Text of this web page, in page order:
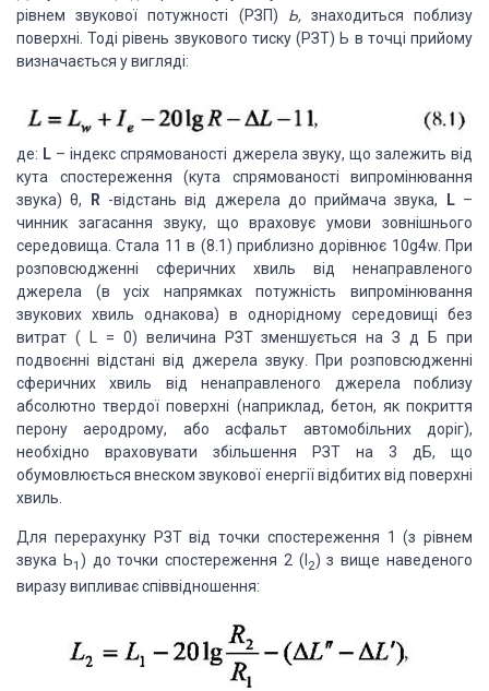
рівнем звукової потужності (РЗП) Ь,знаходиться поблизу
поверхні. Тоді рівень звукового тиску (РЗТ) Ь в точці прийому
визначається у вигляді:
де: L – індекс спрямованості джерела звуку, що залежить від
кута спостереження (кута спрямованості випромінювання
звука) θ,
R -відстань від джерела до приймача звука, L–
чинник загасання звуку, що враховує умови зовнішнього
середовища. Стала 11 в (8.1) приблизно дорівнює 10g4w. При
розповсюдженні сферичних хвиль від ненаправленого
джерела (в усіх напрямках потужність випромінювання
звукових хвиль однакова) в однорідному середовищі без
витрат ( L = 0) величина РЗТ зменшується на З д Б при
подвоєнні відстані від джерела звуку. При розповсюдженні
сферичних хвиль від ненаправленого джерела поблизу
абсолютно твердої поверхні (наприклад, бетон, як покриття
перону аеродрому, або асфальт автомобільних доріг),
необхідно враховувати збільшення РЗТ на 3 дБ, що
обумовлюється внеском звукової енергії відбитих від поверхні
хвиль.
Для перерахунку РЗТ від точки спостереження 1 (з рівнем
звука Ь1 ) до точки спостереження 2 (І 2) з вище наведеного
виразу випливає співвідношення: